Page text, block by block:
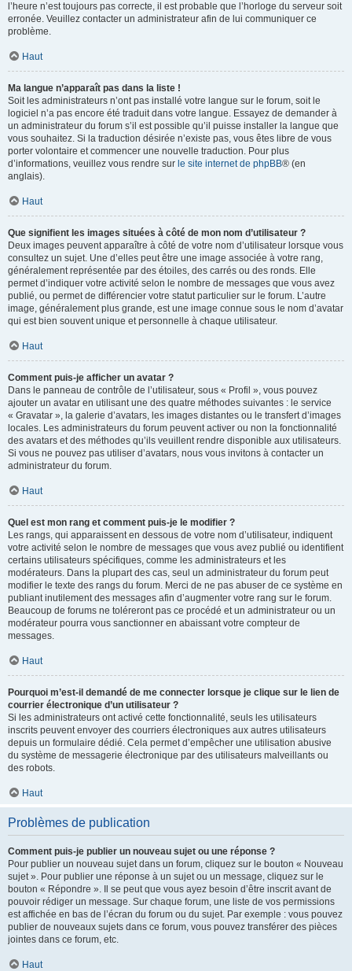
l’heure n’est toujours pas correcte, il est probable que l’horloge du serveur soit
erronée. Veuillez contacter un administrateur afin de lui communiquer ce
problème.
Haut
Ma langue n’apparaît pas dans la liste !
Soit les administrateurs n’ont pas installé votre langue sur le forum, soit le
logiciel n’a pas encore été traduit dans votre langue. Essayez de demander à
un administrateur du forum s’il est possible qu’il puisse installer la langue que
vous souhaitez. Si la traduction désirée n’existe pas, vous êtes libre de vous
porter volontaire et commencer une nouvelle traduction. Pour plus
d’informations, veuillez vous rendre sur le site internet de phpBB® (en
anglais).
Haut
Que signifient les images situées à côté de mon nom d’utilisateur ?
Deux images peuvent apparaître à côté de votre nom d’utilisateur lorsque vous
consultez un sujet. Une d’elles peut être une image associée à votre rang,
généralement représentée par des étoiles, des carrés ou des ronds. Elle
permet d’indiquer votre activité selon le nombre de messages que vous avez
publié, ou permet de différencier votre statut particulier sur le forum. L’autre
image, généralement plus grande, est une image connue sous le nom d’avatar
qui est bien souvent unique et personnelle à chaque utilisateur.
Haut
Comment puis-je afficher un avatar ?
Dans le panneau de contrôle de l’utilisateur, sous « Profil », vous pouvez
ajouter un avatar en utilisant une des quatre méthodes suivantes : le service
« Gravatar », la galerie d’avatars, les images distantes ou le transfert d’images
locales. Les administrateurs du forum peuvent activer ou non la fonctionnalité
des avatars et des méthodes qu’ils veuillent rendre disponible aux utilisateurs.
Si vous ne pouvez pas utiliser d’avatars, nous vous invitons à contacter un
administrateur du forum.
Haut
Quel est mon rang et comment puis-je le modifier ?
Les rangs, qui apparaissent en dessous de votre nom d’utilisateur, indiquent
votre activité selon le nombre de messages que vous avez publié ou identifient
certains utilisateurs spécifiques, comme les administrateurs et les
modérateurs. Dans la plupart des cas, seul un administrateur du forum peut
modifier le texte des rangs du forum. Merci de ne pas abuser de ce système en
publiant inutilement des messages afin d’augmenter votre rang sur le forum.
Beaucoup de forums ne toléreront pas ce procédé et un administrateur ou un
modérateur pourra vous sanctionner en abaissant votre compteur de
messages.
Haut
Pourquoi m’est-il demandé de me connecter lorsque je clique sur le lien de
courrier électronique d’un utilisateur ?
Si les administrateurs ont activé cette fonctionnalité, seuls les utilisateurs
inscrits peuvent envoyer des courriers électroniques aux autres utilisateurs
depuis un formulaire dédié. Cela permet d’empêcher une utilisation abusive
du système de messagerie électronique par des utilisateurs malveillants ou
des robots.
Haut
Problèmes de publication
Comment puis-je publier un nouveau sujet ou une réponse ?
Pour publier un nouveau sujet dans un forum, cliquez sur le bouton « Nouveau
sujet ». Pour publier une réponse à un sujet ou un message, cliquez sur le
bouton « Répondre ». Il se peut que vous ayez besoin d’être inscrit avant de
pouvoir rédiger un message. Sur chaque forum, une liste de vos permissions
est affichée en bas de l’écran du forum ou du sujet. Par exemple : vous pouvez
publier de nouveaux sujets dans ce forum, vous pouvez transférer des pièces
jointes dans ce forum, etc.
Haut